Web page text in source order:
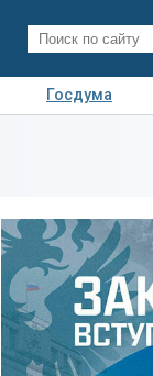
Госдума